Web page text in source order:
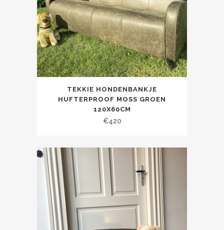
TEKKIE HONDENBANKJE
HUFTERPROOF MOSS GROEN
120X60CM
€420